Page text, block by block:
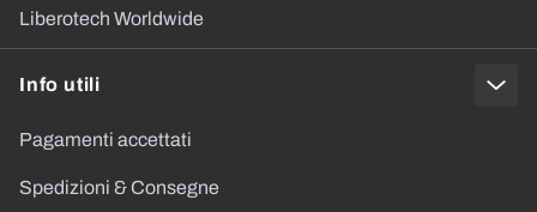
Liberotech Worldwide
Info utili
Pagamenti accettati
Spedizioni & Consegne